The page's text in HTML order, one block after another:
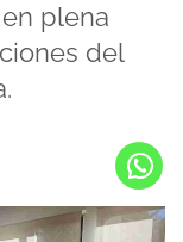
plena
del